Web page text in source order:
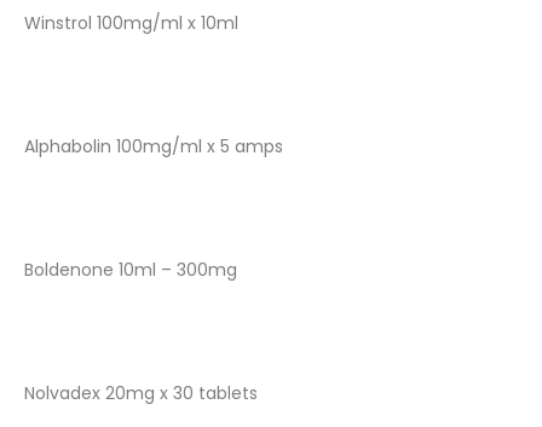
Winstrol 100mg/ml x 10ml
Alphabolin 100mg/ml x 5 amps
Boldenone 10ml – 300mg
Nolvadex 20mg x 30 tablets